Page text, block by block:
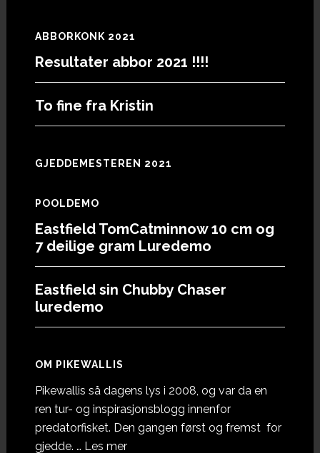
ABBORKONK 2021
Resultater abbor 2021 !!!!
To fine fra Kristin
GJEDDEMESTEREN 2021
POOLDEMO
Eastfield TomCatminnow 10 cm og
7 deilige gram Luredemo
Eastfield sin Chubby Chaser
luredemo
OM PIKEWALLIS
Pikewallis så dagens lys i 2008, og var da en
ren tur- og inspirasjonsblogg innenfor
predatorfisket. Den gangen først og fremst for
gjedde. … Les meromOm